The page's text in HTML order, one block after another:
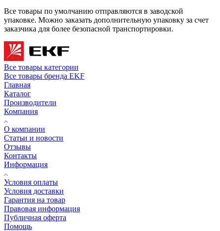
Все товары по умолчанию отправляются в заводской
упаковке. Можно заказать дополнительную упаковку за счет
заказчика для более безопасной транспортировки.
Все товары категории
Все товары бренда EKF
Главная
Каталог
Производители
Компания
О компании
Статьи и новости
Отзывы
Контакты
Информация
Условия оплаты
Условия доставки
Гарантия на товар
Правовая информация
Публичная оферта
Помощь